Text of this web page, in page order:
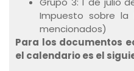
Impuesto sobre
mencionados)
Para los documentos
el calendario es el